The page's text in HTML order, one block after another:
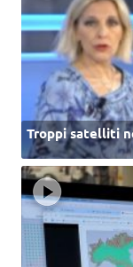
Troppi satelliti